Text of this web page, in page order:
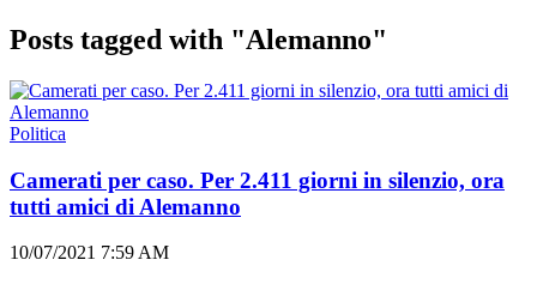
Posts tagged with "Alemanno"
Politica
Camerati per caso. Per 2.411 giorni in silenzio, ora
tutti amici di Alemanno
10/07/2021 7:59 AM